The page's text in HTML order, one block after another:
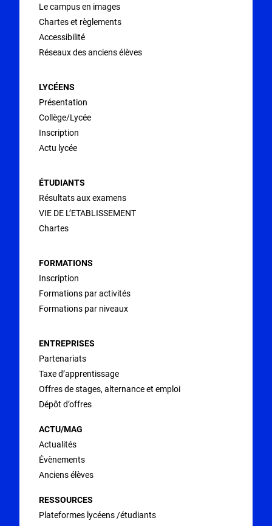
Le campus en images
Chartes et règlements
Accessibilité
Réseaux des anciens élèves
LYCÉENS
Présentation
Collège/Lycée
Inscription
Actu lycée
ÉTUDIANTS
Résultats aux examens
VIE DE L’ETABLISSEMENT
Chartes
FORMATIONS
Inscription
Formations par activités
Formations par niveaux
ENTREPRISES
Partenariats
Taxe d’apprentissage
Offres de stages, alternance et emploi
Dépôt d’offres
ACTU/MAG
Actualités
Évènements
Anciens élèves
RESSOURCES
Plateformes lycéens /étudiants